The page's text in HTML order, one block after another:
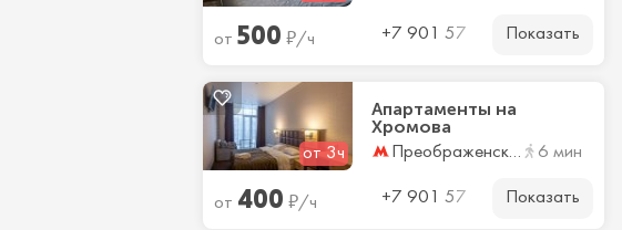
от 500 ₽/ч +7 901 57 Показать
от 3ч
Апартаменты на
Хромова
6 мин
Преображенская площадь
от 400 ₽/ч +7 901 57 Показать